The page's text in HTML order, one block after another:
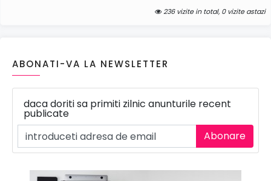
236 vizite in total, 0 vizite astazi
ABONATI-VA LA NEWSLETTER
daca doriti sa primiti zilnic anunturile recent
publicate